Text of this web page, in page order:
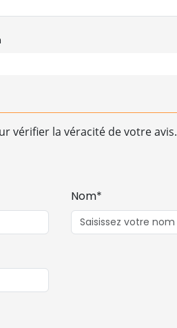
vérifier la véracité de votre avis.
Nom*